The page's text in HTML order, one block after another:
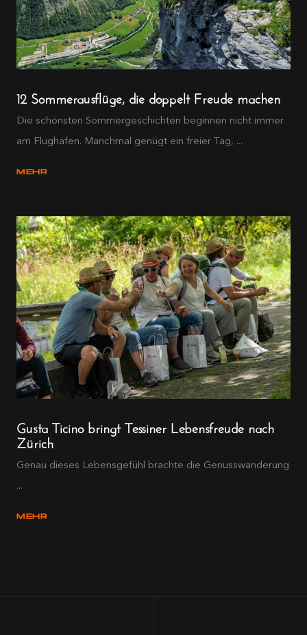
12 Sommerausflüge, die doppelt Freude machen
Die schönsten Sommergeschichten beginnen nicht immer
am Flughafen. Manchmal genügt ein freier Tag, ...
MEHR
Gusta Ticino bringt Tessiner Lebensfreude nach
Zürich
Genau dieses Lebensgefühl brachte die Genusswanderung
...
MEHR